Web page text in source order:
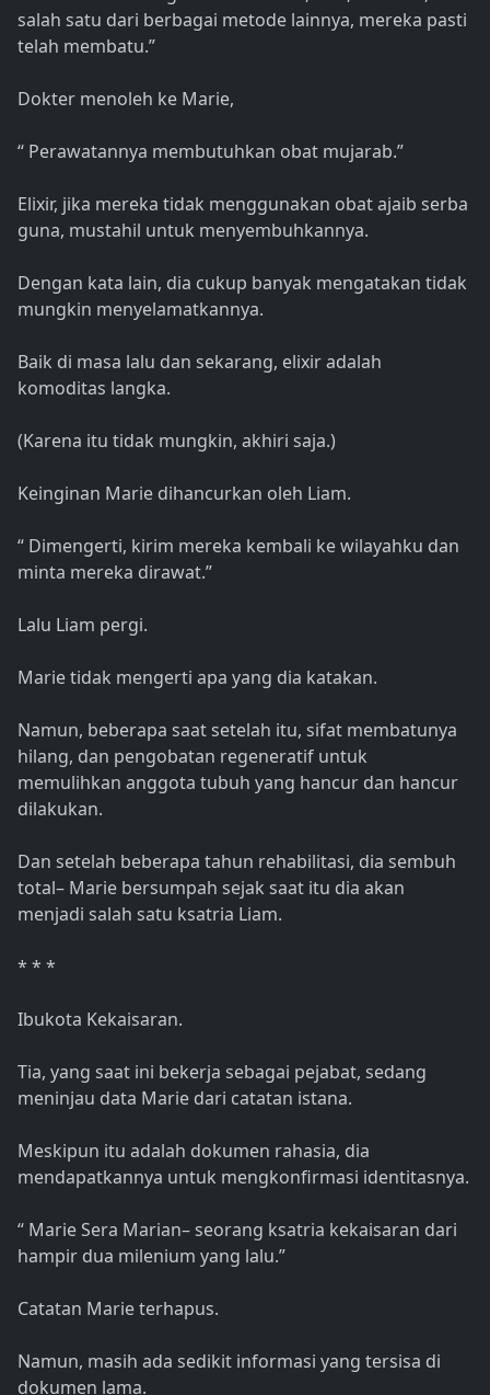
salah satu dari berbagai metode lainnya, mereka pasti
telah membatu.”
Dokter menoleh ke Marie,
“ Perawatannya membutuhkan obat mujarab.”
Elixir, jika mereka tidak menggunakan obat ajaib serba
guna, mustahil untuk menyembuhkannya.
Dengan kata lain, dia cukup banyak mengatakan tidak
mungkin menyelamatkannya.
Baik di masa lalu dan sekarang, elixir adalah
komoditas langka.
(Karena itu tidak mungkin, akhiri saja.)
Keinginan Marie dihancurkan oleh Liam.
“ Dimengerti, kirim mereka kembali ke wilayahku dan
minta mereka dirawat.”
Lalu Liam pergi.
Marie tidak mengerti apa yang dia katakan.
Namun, beberapa saat setelah itu, sifat membatunya
hilang, dan pengobatan regeneratif untuk
memulihkan anggota tubuh yang hancur dan hancur
dilakukan.
Dan setelah beberapa tahun rehabilitasi, dia sembuh
total– Marie bersumpah sejak saat itu dia akan
menjadi salah satu ksatria Liam.
* * *
Ibukota Kekaisaran.
Tia, yang saat ini bekerja sebagai pejabat, sedang
meninjau data Marie dari catatan istana.
Meskipun itu adalah dokumen rahasia, dia
mendapatkannya untuk mengkonfirmasi identitasnya.
“ Marie Sera Marian– seorang ksatria kekaisaran dari
hampir dua milenium yang lalu.”
Catatan Marie terhapus.
Namun, masih ada sedikit informasi yang tersisa di
dokumen lama.